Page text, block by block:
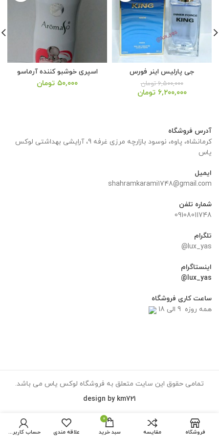
جی پارلیس اینر فورس
۶,۵۰۰,۰۰۰ تومان
قیمت
۶,۲۰۰,۰۰۰ تومان
اسپری خوشبو کننده آرماسو
۵۰,۰۰۰ تومان
آدرس فروشگاه
کرمانشاه، پاوه، نوسود بازارچه مرزی غرفه 9، آرایشی بهداشتی لوکس
یاس
ایمیل
shahramkarami1748@gmail.com
شماره تلفن
09108011748
تلگرام
lux_yas@
اینستاگرام
lux_yas@
ساعت کاری فروشگاه
همه روزه 9 الی 18
تمامی حقوق این سایت متعلق به فروشگاه لوکس یاس می باشد.
design by km721
فروشگاه مقایسه
0
سبد خرید علاقه مندی حساب کاربری من